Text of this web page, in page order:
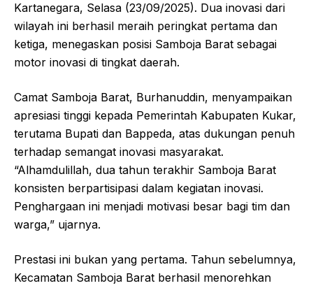
Kartanegara, Selasa (23/09/2025). Dua inovasi dari
wilayah ini berhasil meraih peringkat pertama dan
ketiga, menegaskan posisi Samboja Barat sebagai
motor inovasi di tingkat daerah.
Camat Samboja Barat, Burhanuddin, menyampaikan
apresiasi tinggi kepada Pemerintah Kabupaten Kukar,
terutama Bupati dan Bappeda, atas dukungan penuh
terhadap semangat inovasi masyarakat.
“Alhamdulillah, dua tahun terakhir Samboja Barat
konsisten berpartisipasi dalam kegiatan inovasi.
Penghargaan ini menjadi motivasi besar bagi tim dan
warga,” ujarnya.
Prestasi ini bukan yang pertama. Tahun sebelumnya,
Kecamatan Samboja Barat berhasil menorehkan